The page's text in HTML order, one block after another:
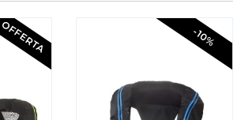
OFFERTA -10%